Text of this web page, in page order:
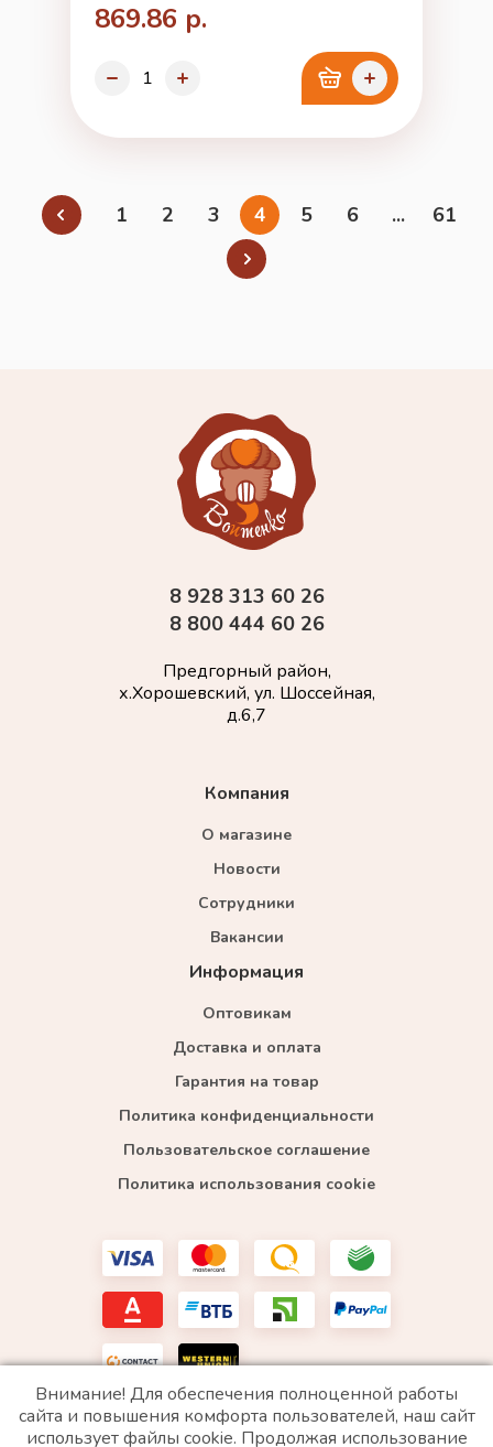
869.86 р.
1 2 3 4 5 6 ... 61
Компания
О магазине
Новости
Сотрудники
Вакансии
Информация
Оптовикам
Доставка и оплата
Гарантия на товар
Политика конфиденциальности
Пользовательское соглашение
Политика использования cookie
8 928 313 60 26
8 800 444 60 26
Предгорный район,
х.Хорошевский, ул. Шоссейная,
д.6,7
Внимание! Для обеспечения полноценной работы
сайта и повышения комфорта пользователей, наш сайт
использует файлы cookie. Продолжая использование